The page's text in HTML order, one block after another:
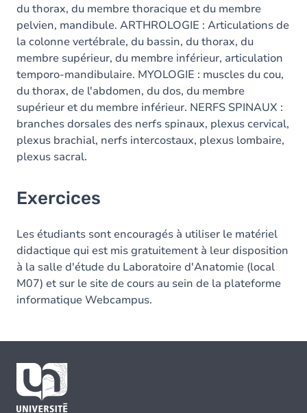
du thorax, du membre thoracique et du membre
pelvien, mandibule. ARTHROLOGIE : Articulations de
la colonne vertébrale, du bassin, du thorax, du
membre supérieur, du membre inférieur, articulation
temporo-mandibulaire. MYOLOGIE : muscles du cou,
du thorax, de l'abdomen, du dos, du membre
supérieur et du membre inférieur. NERFS SPINAUX :
branches dorsales des nerfs spinaux, plexus cervical,
plexus brachial, nerfs intercostaux, plexus lombaire,
plexus sacral.
Exercices
Les étudiants sont encouragés à utiliser le matériel
didactique qui est mis gratuitement à leur disposition
à la salle d'étude du Laboratoire d'Anatomie (local
M07) et sur le site de cours au sein de la plateforme
informatique Webcampus.